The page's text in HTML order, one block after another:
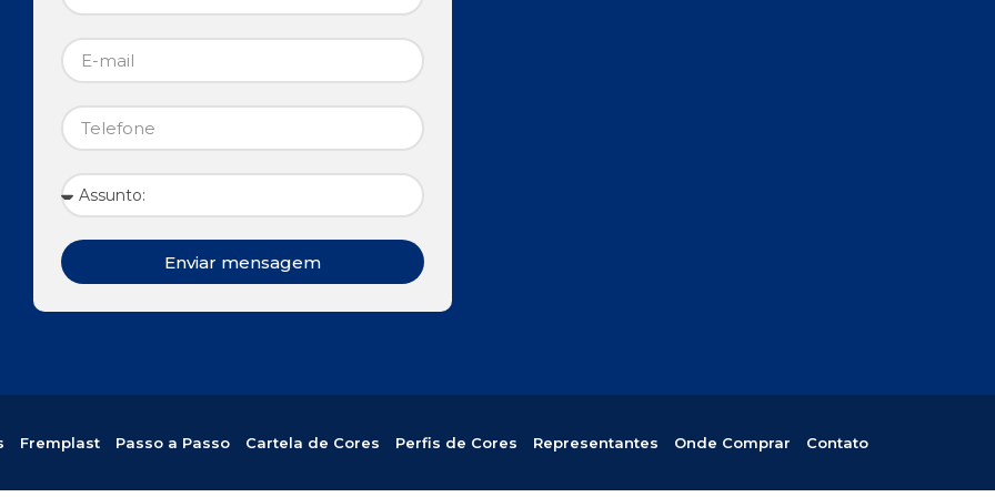
Enviar mensagem
Fremplast Passo a Passo Cartela de Cores Perfis de Cores Representantes Onde Comprar Contato